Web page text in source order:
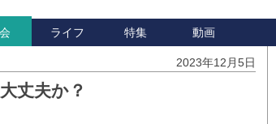
ライフ 特集 動画
2023年12月5日
丈夫か？